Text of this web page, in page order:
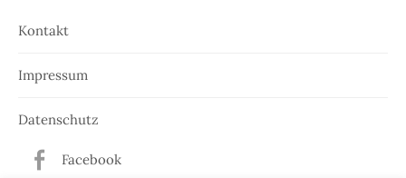
Kontakt
Impressum
Datenschutz
Facebook